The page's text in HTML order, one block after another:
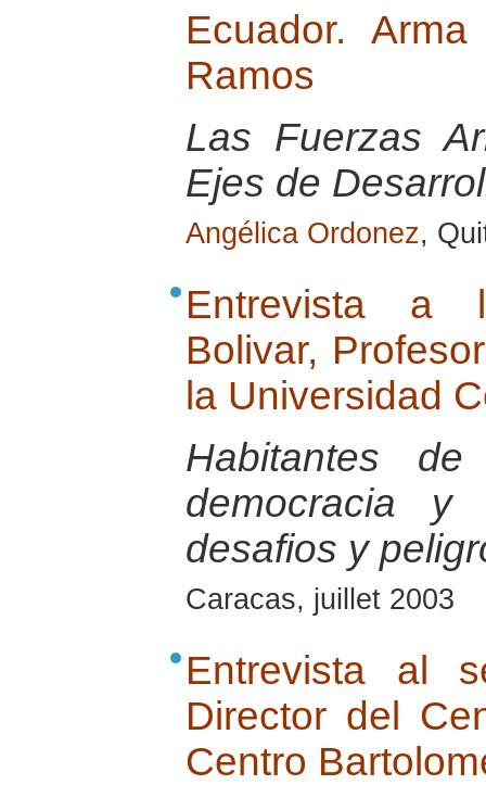
Ecuador.
Ramos
Las Fuerzas
Ejes de
Angélica Ordonez,
Entrevista a
Bolivar,
la Universidad
Habitantes de
democracia y
desafios y
Caracas, juillet 2003
Entrevista al
Director del
Centro